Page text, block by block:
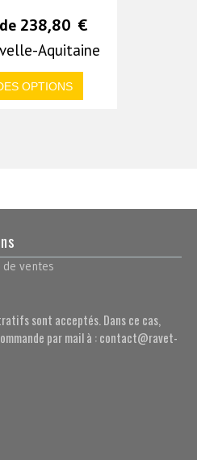
238,80 €
Aquitaine
OPTIONS
ventes
sont acceptés. Dans ce cas,
par mail à : contact@ravet-